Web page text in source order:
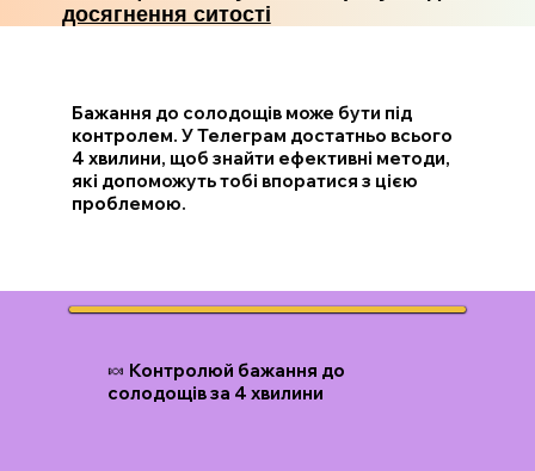
досягнення ситості
Бажання до солодощів може бути під
контролем. У Телеграм достатньо всього
4 хвилини, щоб знайти ефективні методи,
які допоможуть тобі впоратися з цією
проблемою.
🍬 Контролюй бажання до
солодощів за 4 хвилини